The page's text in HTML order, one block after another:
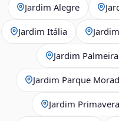
Jardim Alegre
Jardim Itália
Jardim
Jardim Parque
Jardim Primavera